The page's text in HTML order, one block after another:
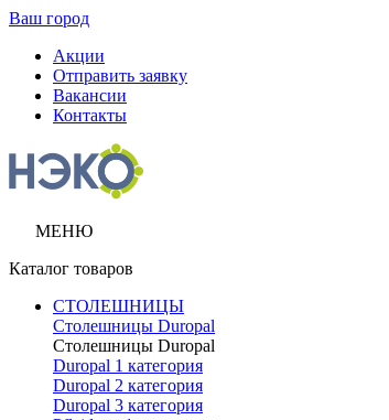
Ваш город
Акции
Отправить заявку
Вакансии
Контакты
МЕНЮ
Каталог товаров
СТОЛЕШНИЦЫ
Столешницы Duropal
Столешницы Duropal
Duropal 1 категория
Duropal 2 категория
Duropal 3 категория